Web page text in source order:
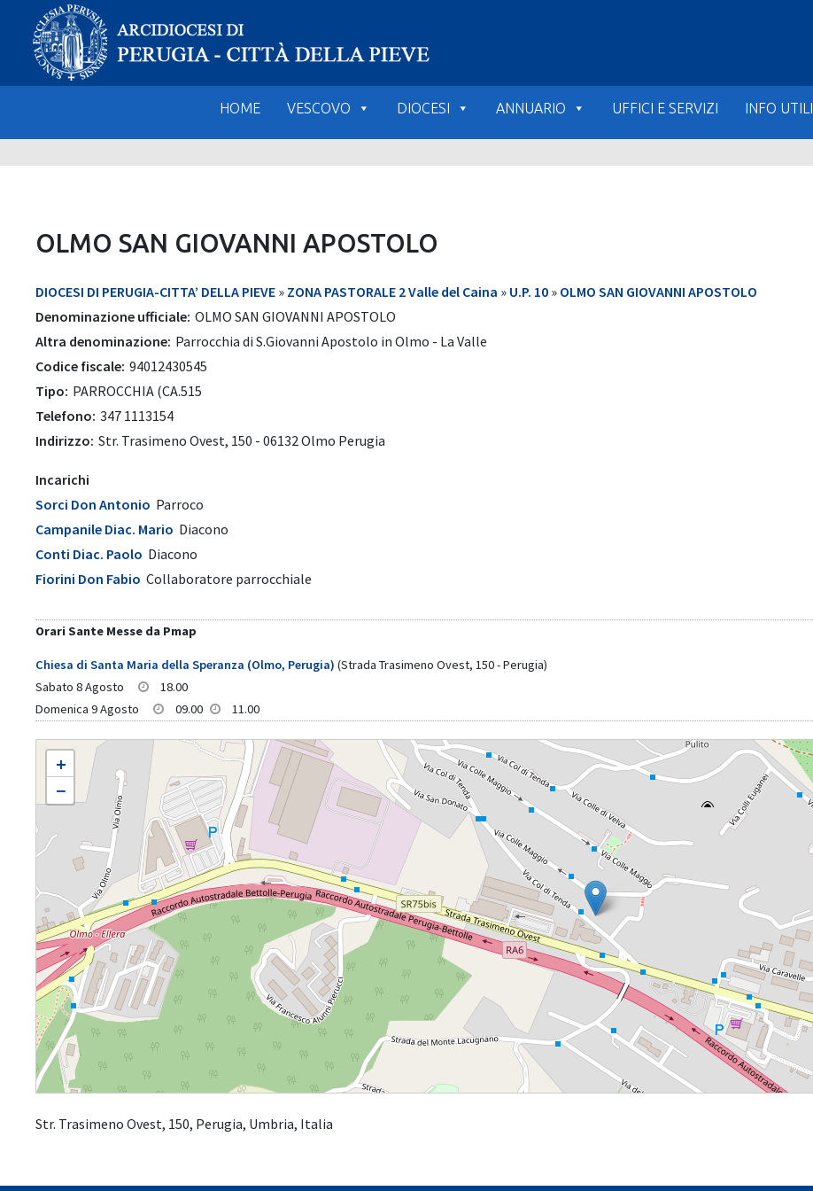
content
HOME VESCOVO DIOCESI ANNUARIO UFFICI E SERVIZI INFO UTILI
OLMO SAN GIOVANNI APOSTOLO
DIOCESI DI PERUGIA-CITTA’ DELLA PIEVE » ZONA PASTORALE 2 Valle del Caina » U.P. 10 » OLMO SAN GIOVANNI APOSTOLO
Denominazione ufficiale: OLMO SAN GIOVANNI APOSTOLO
Altra denominazione: Parrocchia di S.Giovanni Apostolo in Olmo - La Valle
Codice fiscale: 94012430545
Tipo: PARROCCHIA (CA.515
Telefono: 347 1113154
Indirizzo: Str. Trasimeno Ovest, 150 - 06132 Olmo Perugia
Incarichi
Sorci Don Antonio Parroco
Campanile Diac. Mario Diacono
Conti Diac. Paolo Diacono
Fiorini Don Fabio Collaboratore parrocchiale
Orari Sante Messe da Pmap
Chiesa di Santa Maria della Speranza (Olmo, Perugia) (Strada Trasimeno Ovest, 150 - Perugia)
Sabato 8 Agosto
18.00
Domenica 9 Agosto
09.00 11.00
OLMO SAN GIOVANNI APOSTOLO
+
−
Str. Trasimeno Ovest, 150, Perugia, Umbria, Italia